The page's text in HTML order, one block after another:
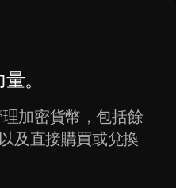
。
加密貨幣，包括餘
及直接購買或兌換